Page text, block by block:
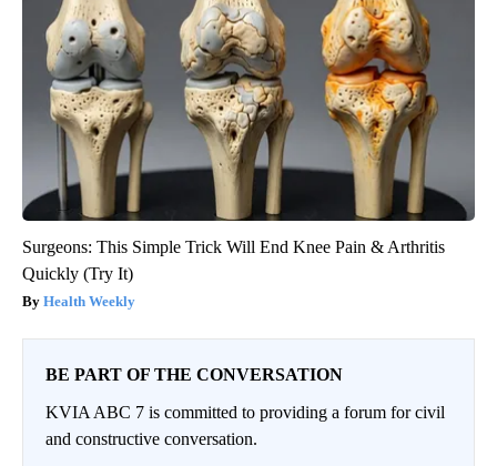
Surgeons: This Simple Trick Will End Knee Pain & Arthritis
Quickly (Try It)
Health Weekly
BE PART OF THE CONVERSATION
KVIA ABC 7 is committed to providing a forum for civil
and constructive conversation.